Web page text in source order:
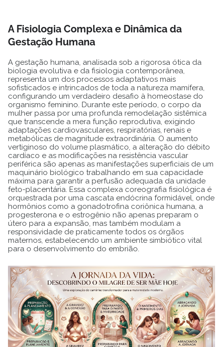
A Fisiologia Complexa e Dinâmica da
Gestação Humana
A gestação humana, analisada sob a rigorosa ótica da
biologia evolutiva e da fisiologia contemporânea,
representa um dos processos adaptativos mais
sofisticados e intrincados de toda a natureza mamífera,
configurando um verdadeiro desafio à homeostase do
organismo feminino. Durante este período, o corpo da
mulher passa por uma profunda remodelação sistêmica
que transcende a mera função reprodutiva, exigindo
adaptações cardiovasculares, respiratórias, renais e
metabólicas de magnitude extraordinária. O aumento
vertiginoso do volume plasmático, a alteração do débito
cardíaco e as modificações na resistência vascular
periférica são apenas as manifestações superficiais de um
maquinário biológico trabalhando em sua capacidade
máxima para garantir a perfusão adequada da unidade
feto-placentária. Essa complexa coreografia fisiológica é
orquestrada por uma cascata endócrina formidável, onde
hormônios como a gonadotrofina coriônica humana, a
progesterona e o estrogênio não apenas preparam o
útero para a expansão, mas também modulam a
responsividade de praticamente todos os órgãos
maternos, estabelecendo um ambiente simbiótico vital
para o desenvolvimento do embrião.